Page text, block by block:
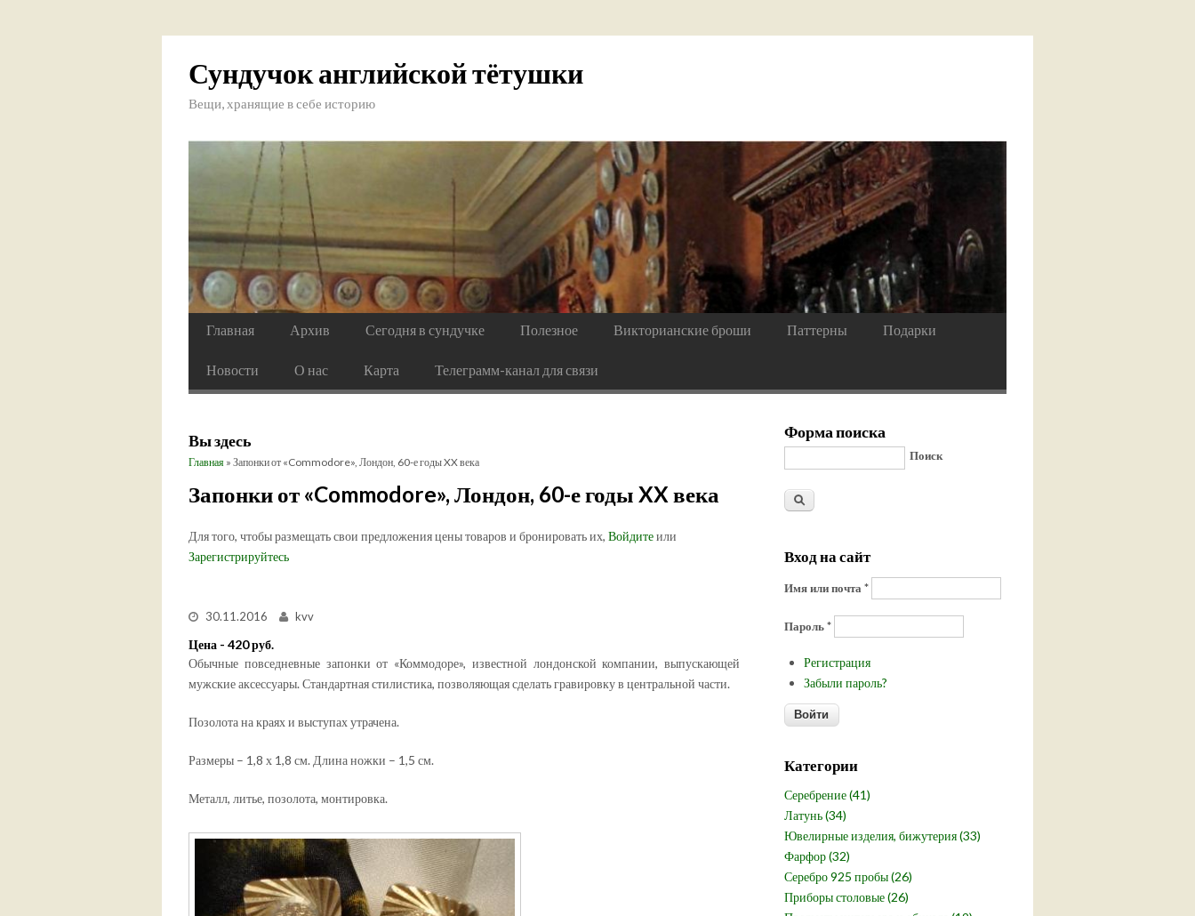
Сундучок английской тётушки
Вещи, хранящие в себе историю
Главная Архив Сегодня в сундучке Полезное Викторианские броши Паттерны Подарки
Новости О нас Карта Телеграмм-канал для связи
Вы здесь
Главная » Запонки от «Commodore», Лондон, 60-е годы XX века
Запонки от «Commodore», Лондон, 60-е годы XX века
Для того, чтобы размещать свои предложения цены товаров и бронировать их, Войдитеили
Зарегистрируйтесь
30.11.2016 kvv
Цена - 420 руб.
Обычные повседневные запонки от «Коммодоре», известной лондонской компании, выпускающей
мужские аксессуары. Стандартная стилистика, позволяющая сделать гравировку в центральной части.
Позолота на краях и выступах утрачена.
Размеры – 1,8 х 1,8 см. Длина ножки – 1,5 см.
Металл, литье, позолота, монтировка.
Форма поиска
Поиск
Вход на сайт
Имя или почта *
Пароль*
Регистрация
Забыли пароль?
Категории
Серебрение (41)
Латунь (34)
Ювелирные изделия, бижутерия (33)
Фарфор (32)
Серебро 925 пробы (26)
Приборы столовые (26)